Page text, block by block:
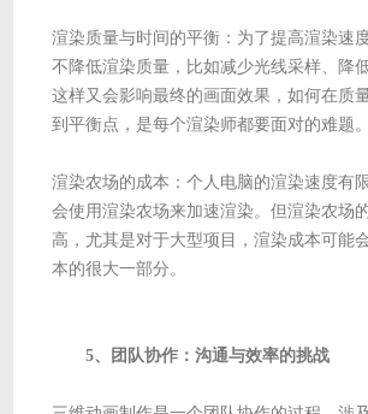
渲染质量与时间的平衡：为了提高渲染速
不降低渲染质量，比如减少光线采样、降
这样又会影响最终的画面效果，如何在质
到平衡点，是每个渲染师都要面对的难题。
渲染农场的成本：个人电脑的渲染速度有
会使用渲染农场来加速渲染。但渲染农场
高，尤其是对于大型项目，渲染成本可能
本的很大一部分。
5、团队协作：沟通与效率的挑战